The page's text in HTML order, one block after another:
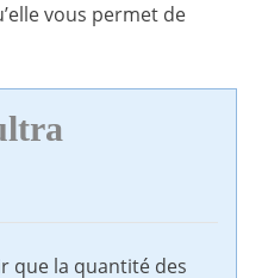
vous permet de
que la quantité des